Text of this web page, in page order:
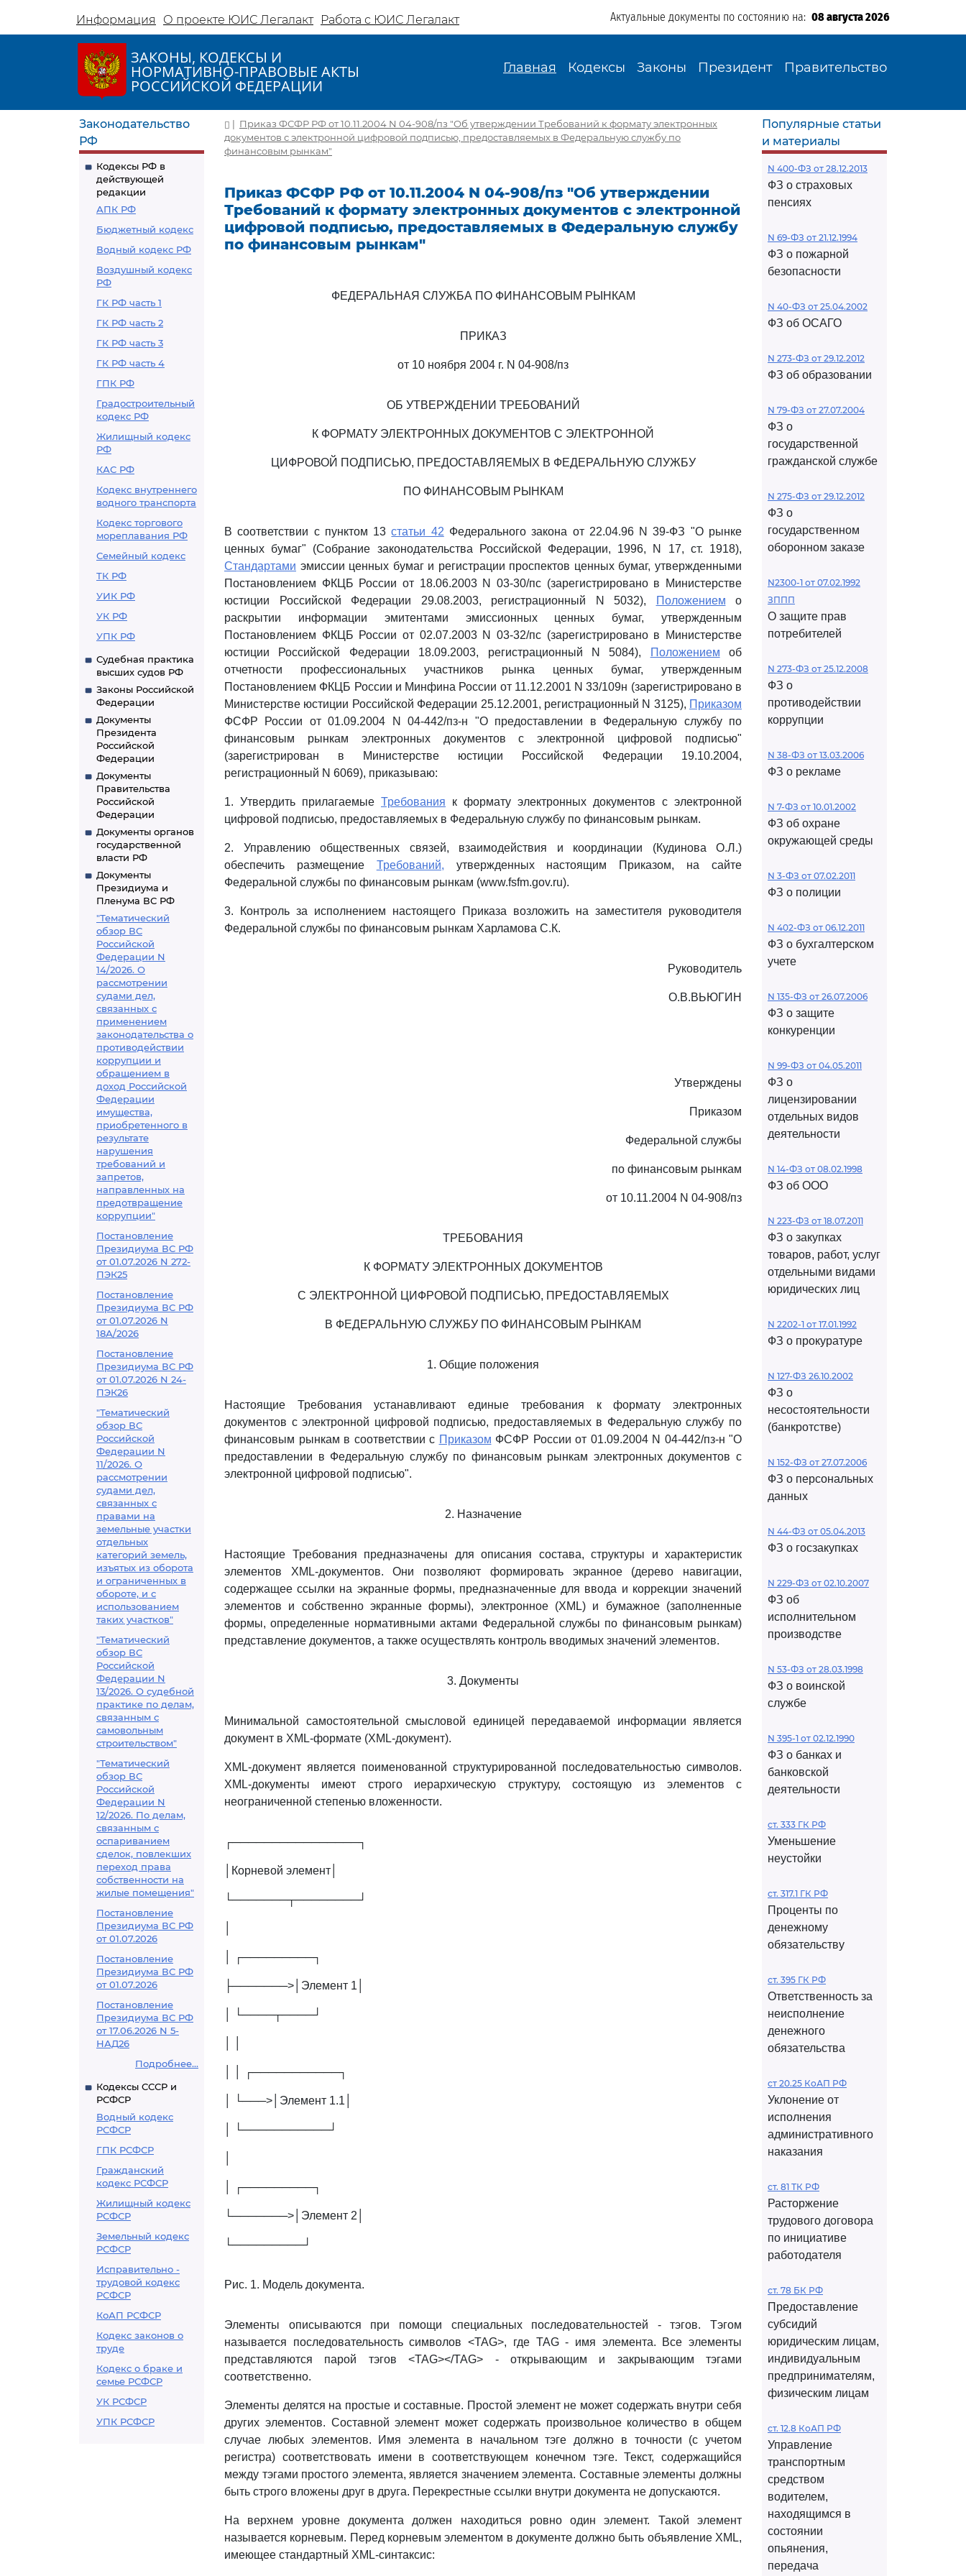
Информация О проекте ЮИС Легалакт Работа с ЮИС Легалакт Актуальные документы по состоянию на: 08 августа 2026
ЗАКОНЫ, КОДЕКСЫ И
НОРМАТИВНО-ПРАВОВЫЕ АКТЫ
РОССИЙСКОЙ ФЕДЕРАЦИИ
Главная Кодексы Законы Президент Правительство
Законодательство
РФ
Кодексы РФ в
действующей
редакции
АПК РФ
Бюджетный кодекс
Водный кодекс РФ
Воздушный кодекс
РФ
ГК РФ часть 1
ГК РФ часть 2
ГК РФ часть 3
ГК РФ часть 4
ГПК РФ
Градостроительный
кодекс РФ
Жилищный кодекс
РФ
КАС РФ
Кодекс внутреннего
водного транспорта
Кодекс торгового
мореплавания РФ
Семейный кодекс
ТК РФ
УИК РФ
УК РФ
УПК РФ
Судебная практика
высших судов РФ
Законы Российской
Федерации
Документы
Президента
Российской
Федерации
Документы
Правительства
Российской
Федерации
Документы органов
государственной
власти РФ
Документы
Президиума и
Пленума ВС РФ
"Тематический
обзор ВС
Российской
Федерации N
14/2026. О
рассмотрении
судами дел,
связанных с
применением
законодательства о
противодействии
коррупции и
обращением в
доход Российской
Федерации
имущества,
приобретенного в
результате
нарушения
требований и
запретов,
направленных на
предотвращение
коррупции"
Постановление
Президиума ВС РФ
от 01.07.2026 N 272-
ПЭК25
Постановление
Президиума ВС РФ
от 01.07.2026 N
18А/2026
Постановление
Президиума ВС РФ
от 01.07.2026 N 24-
ПЭК26
"Тематический
обзор ВС
Российской
Федерации N
11/2026. О
рассмотрении
судами дел,
связанных с
правами на
земельные участки
отдельных
категорий земель,
изъятых из оборота
и ограниченных в
обороте, и с
использованием
таких участков"
"Тематический
обзор ВС
Российской
Федерации N
13/2026. О судебной
практике по делам,
связанным с
самовольным
строительством"
"Тематический
обзор ВС
Российской
Федерации N
12/2026. По делам,
связанным с
оспариванием
сделок, повлекших
переход права
собственности на
жилые помещения"
Постановление
Президиума ВС РФ
от 01.07.2026
Постановление
Президиума ВС РФ
от 01.07.2026
Постановление
Президиума ВС РФ
от 17.06.2026 N 5-
НАД26
Подробнее...
Кодексы СССР и
РСФСР
Водный кодекс
РСФСР
ГПК РСФСР
Гражданский
кодекс РСФСР
Жилищный кодекс
РСФСР
Земельный кодекс
РСФСР
Исправительно -
трудовой кодекс
РСФСР
КоАП РСФСР
Кодекс законов о
труде
Кодекс о браке и
семье РСФСР
УК РСФСР
УПК РСФСР
| Приказ ФСФР РФ от 10.11.2004 N 04-908/пз "Об утверждении Требований к формату электронных
документов с электронной цифровой подписью, предоставляемых в Федеральную службу по
финансовым рынкам"
Приказ ФСФР РФ от 10.11.2004 N 04-908/пз "Об утверждении
Требований к формату электронных документов с электронной
цифровой подписью, предоставляемых в Федеральную службу
по финансовым рынкам"
ФЕДЕРАЛЬНАЯ СЛУЖБА ПО ФИНАНСОВЫМ РЫНКАМ
ПРИКАЗ
от 10 ноября 2004 г. N 04-908/пз
ОБ УТВЕРЖДЕНИИ ТРЕБОВАНИЙ
К ФОРМАТУ ЭЛЕКТРОННЫХ ДОКУМЕНТОВ С ЭЛЕКТРОННОЙ
ЦИФРОВОЙ ПОДПИСЬЮ, ПРЕДОСТАВЛЯЕМЫХ В ФЕДЕРАЛЬНУЮ СЛУЖБУ
ПО ФИНАНСОВЫМ РЫНКАМ
В соответствии с пунктом 13статьи 42 Федерального закона от 22.04.96 N 39-ФЗ "О рынке
ценных бумаг" (Собрание законодательства Российской Федерации, 1996, N 17, ст. 1918),
Стандартами эмиссии ценных бумаг и регистрации проспектов ценных бумаг, утвержденными
Постановлением ФКЦБ России от 18.06.2003 N 03-30/пс (зарегистрировано в Министерстве
юстиции Российской Федерации 29.08.2003, регистрационный N 5032),
Положением о
раскрытии информации эмитентами эмиссионных ценных бумаг, утвержденным
Постановлением ФКЦБ России от 02.07.2003 N 03-32/пс (зарегистрировано в Министерстве
юстиции Российской Федерации 18.09.2003, регистрационный N 5084),
Положением об
отчетности профессиональных участников рынка ценных бумаг, утвержденным
Постановлением ФКЦБ России и Минфина России от 11.12.2001 N 33/109н (зарегистрировано в
Министерстве юстиции Российской Федерации 25.12.2001, регистрационный N 3125), Приказом
ФСФР России от 01.09.2004 N 04-442/пз-н "О предоставлении в Федеральную службу по
финансовым рынкам электронных документов с электронной цифровой подписью"
(зарегистрирован в Министерстве юстиции Российской Федерации 19.10.2004,
регистрационный N 6069), приказываю:
1. Утвердить прилагаемые Требования к формату электронных документов с электронной
цифровой подписью, предоставляемых в Федеральную службу по финансовым рынкам.
2. Управлению общественных связей, взаимодействия и координации (Кудинова О.Л.)
обеспечить размещение Требований, утвержденных настоящим Приказом, на сайте
Федеральной службы по финансовым рынкам (www.fsfm.gov.ru).
3. Контроль за исполнением настоящего Приказа возложить на заместителя руководителя
Федеральной службы по финансовым рынкам Харламова С.К.
Руководитель
О.В.ВЬЮГИН
Утверждены
Приказом
Федеральной службы
по финансовым рынкам
от 10.11.2004 N 04-908/пз
ТРЕБОВАНИЯ
К ФОРМАТУ ЭЛЕКТРОННЫХ ДОКУМЕНТОВ
С ЭЛЕКТРОННОЙ ЦИФРОВОЙ ПОДПИСЬЮ, ПРЕДОСТАВЛЯЕМЫХ
В ФЕДЕРАЛЬНУЮ СЛУЖБУ ПО ФИНАНСОВЫМ РЫНКАМ
1. Общие положения
Настоящие Требования устанавливают единые требования к формату электронных
документов с электронной цифровой подписью, предоставляемых в Федеральную службу по
финансовым рынкам в соответствии с Приказом ФСФР России от 01.09.2004 N 04-442/пз-н "О
предоставлении в Федеральную службу по финансовым рынкам электронных документов с
электронной цифровой подписью".
2. Назначение
Настоящие Требования предназначены для описания состава, структуры и характеристик
элементов XML-документов. Они позволяют формировать экранное (дерево навигации,
содержащее ссылки на экранные формы, предназначенные для ввода и коррекции значений
элементов и собственно экранные формы), электронное (XML) и бумажное (заполненные
формы, определенные нормативными актами Федеральной службы по финансовым рынкам)
представление документов, а также осуществлять контроль вводимых значений элементов.
3. Документы
Минимальной самостоятельной смысловой единицей передаваемой информации является
документ в ХМL-формате (XML-документ).
XML-документ является поименованной структурированной последовательностью символов.
XML-документы имеют строго иерархическую структуру, состоящую из элементов с
неограниченной степенью вложенности.
┌────────────────┐
│Корневой элемент│
└───────┬────────┘
│ ┌─────────┐
├───────>│Элемент 1│
│ └────┬────┘
│ │ ┌───────────┐
│ └───>│Элемент 1.1│
│ └───────────┘
│ ┌─────────┐
└───────>│Элемент 2│
└─────────┘
Рис. 1. Модель документа.
Элементы описываются при помощи специальных последовательностей - тэгов. Тэгом
называется последовательность символов <TAG>, где TAG - имя элемента. Все элементы
представляются парой тэгов <TAG></TAG> - открывающим и закрывающим тэгами
соответственно.
Элементы делятся на простые и составные. Простой элемент не может содержать внутри себя
других элементов. Составной элемент может содержать произвольное количество в общем
случае любых элементов. Имя элемента в начальном тэге должно в точности (с учетом
регистра) соответствовать имени в соответствующем конечном тэге. Текст, содержащийся
между тэгами простого элемента, является значением элемента. Составные элементы должны
быть строго вложены друг в друга. Перекрестные ссылки внутри документа не допускаются.
На верхнем уровне документа должен находиться ровно один элемент. Такой элемент
называется корневым. Перед корневым элементом в документе должно быть объявление XML,
имеющее стандартный XML-синтаксис:
Популярные статьи
и материалы
N 400-ФЗ от 28.12.2013
ФЗ о страховых
пенсиях
N 69-ФЗ от 21.12.1994
ФЗ о пожарной
безопасности
N 40-ФЗ от 25.04.2002
ФЗ об ОСАГО
N 273-ФЗ от 29.12.2012
ФЗ об образовании
N 79-ФЗ от 27.07.2004
ФЗ о
государственной
гражданской службе
N 275-ФЗ от 29.12.2012
ФЗ о
государственном
оборонном заказе
N2300-1 от 07.02.1992
ЗППП
О защите прав
потребителей
N 273-ФЗ от 25.12.2008
ФЗ о
противодействии
коррупции
N 38-ФЗ от 13.03.2006
ФЗ о рекламе
N 7-ФЗ от 10.01.2002
ФЗ об охране
окружающей среды
N 3-ФЗ от 07.02.2011
ФЗ о полиции
N 402-ФЗ от 06.12.2011
ФЗ о бухгалтерском
учете
N 135-ФЗ от 26.07.2006
ФЗ о защите
конкуренции
N 99-ФЗ от 04.05.2011
ФЗ о
лицензировании
отдельных видов
деятельности
N 14-ФЗ от 08.02.1998
ФЗ об ООО
N 223-ФЗ от 18.07.2011
ФЗ о закупках
товаров, работ, услуг
отдельными видами
юридических лиц
N 2202-1 от 17.01.1992
ФЗ о прокуратуре
N 127-ФЗ 26.10.2002
ФЗ о
несостоятельности
(банкротстве)
N 152-ФЗ от 27.07.2006
ФЗ о персональных
данных
N 44-ФЗ от 05.04.2013
ФЗ о госзакупках
N 229-ФЗ от 02.10.2007
ФЗ об
исполнительном
производстве
N 53-ФЗ от 28.03.1998
ФЗ о воинской
службе
N 395-1 от 02.12.1990
ФЗ о банках и
банковской
деятельности
ст. 333 ГК РФ
Уменьшение
неустойки
ст. 317.1 ГК РФ
Проценты по
денежному
обязательству
ст. 395 ГК РФ
Ответственность за
неисполнение
денежного
обязательства
ст 20.25 КоАП РФ
Уклонение от
исполнения
административного
наказания
ст. 81 ТК РФ
Расторжение
трудового договора
по инициативе
работодателя
ст. 78 БК РФ
Предоставление
субсидий
юридическим лицам,
индивидуальным
предпринимателям,
физическим лицам
ст. 12.8 КоАП РФ
Управление
транспортным
средством
водителем,
находящимся в
состоянии
опьянения,
передача